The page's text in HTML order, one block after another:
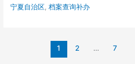
取
毕
地
宁夏自治区,档案查询补办
1 2 … 7